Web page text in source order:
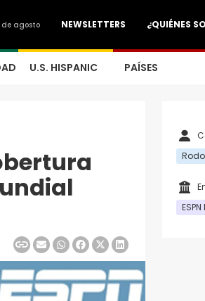
¿QUIÉNES
NEWSLETTERS
de agosto
U.S. HISPANIC PAÍSES